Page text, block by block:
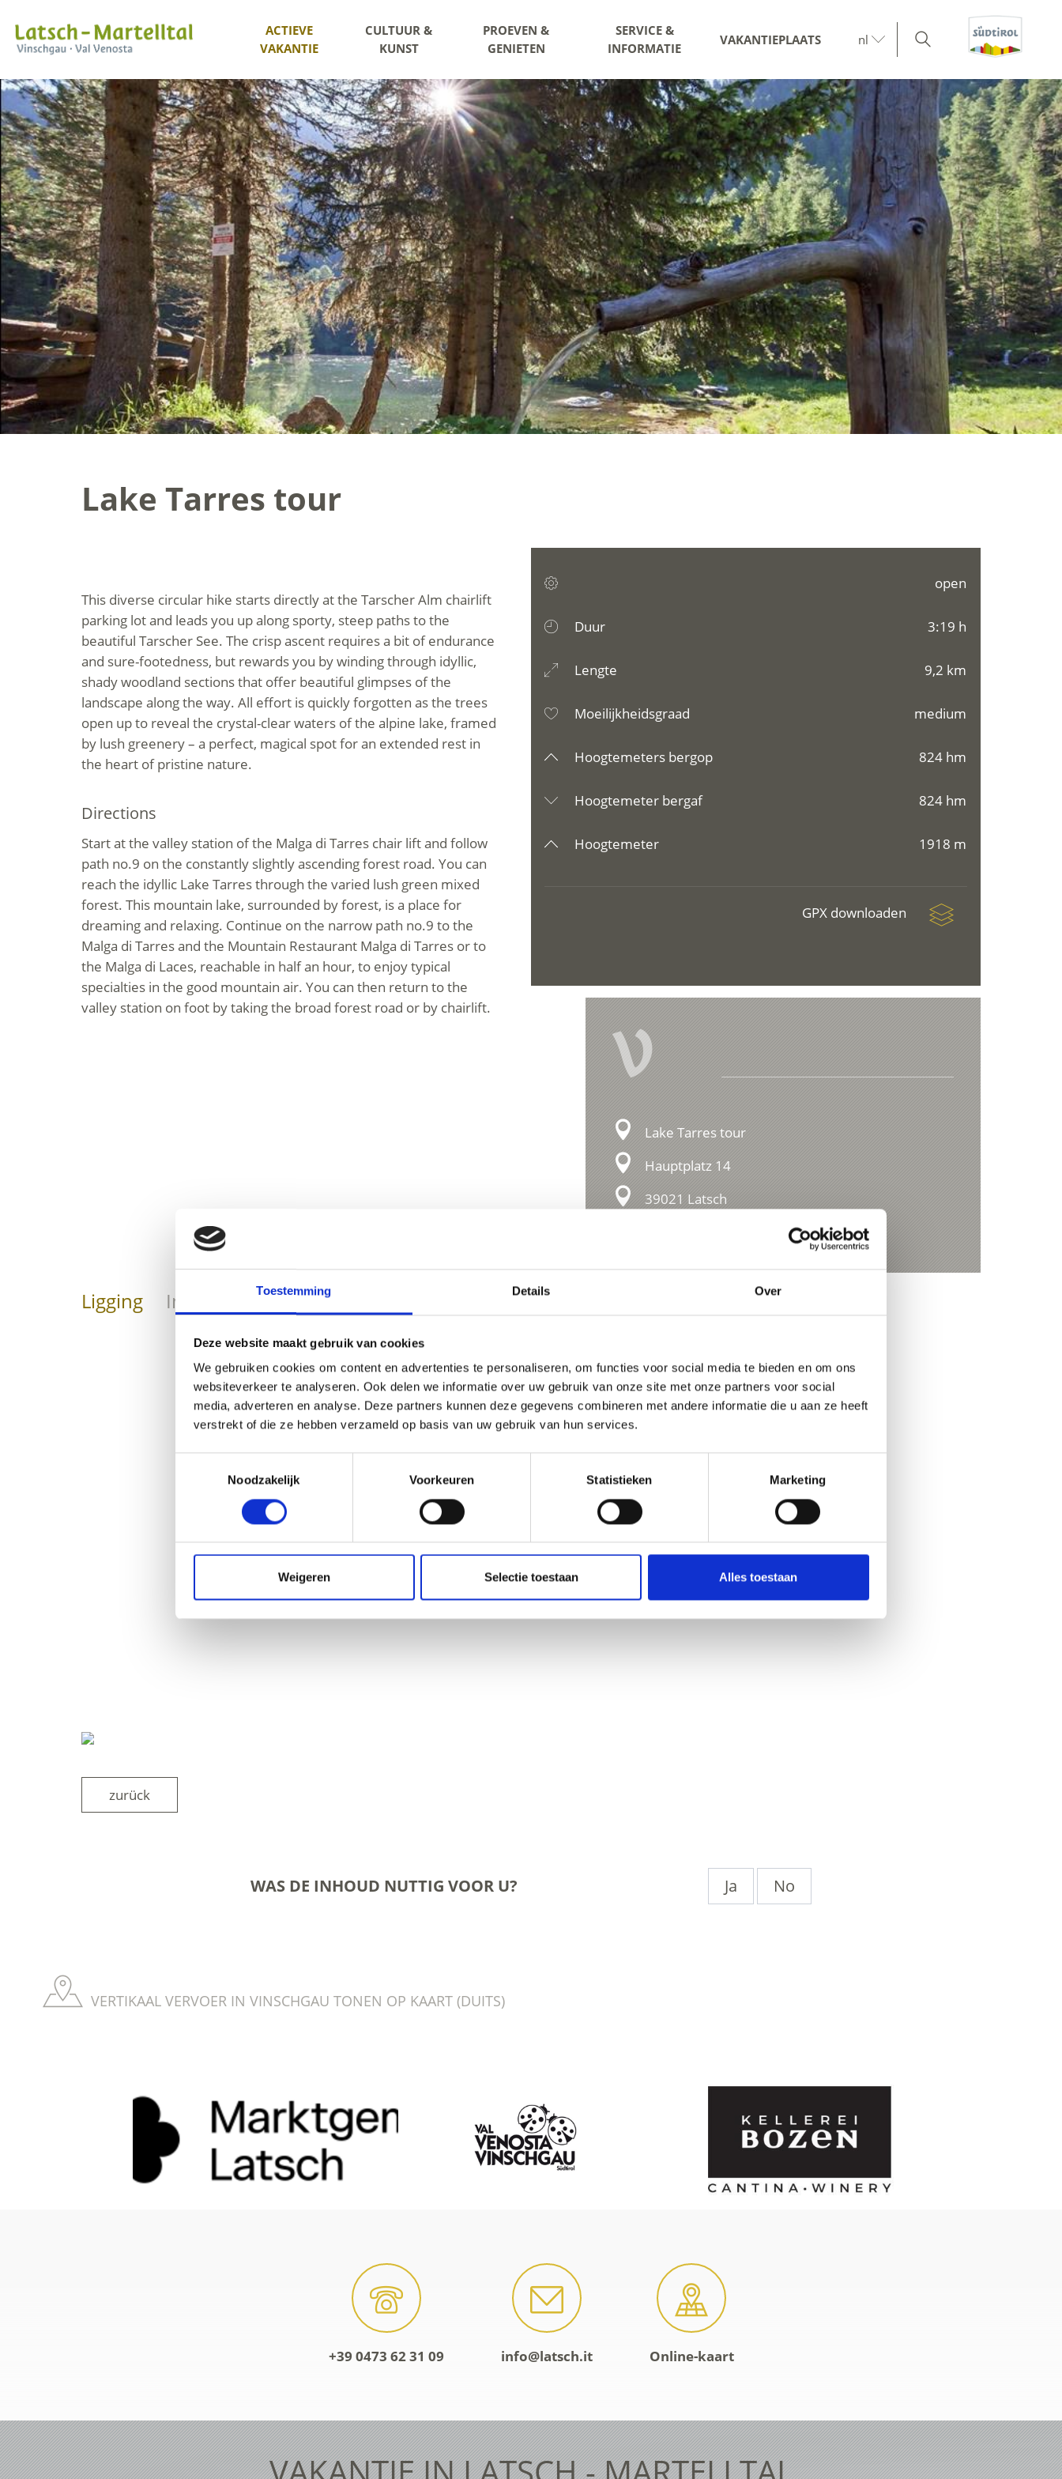
Toestemming Details Over
Deze website maakt gebruik van cookies
We gebruiken cookies om content en advertenties te personaliseren, om functies voor social media te bieden en om ons
websiteverkeer te analyseren. Ook delen we informatie over uw gebruik van onze site met onze partners voor social
media, adverteren en analyse. Deze partners kunnen deze gegevens combineren met andere informatie die u aan ze heeft
verstrekt of die ze hebben verzameld op basis van uw gebruik van hun services.
Noodzakelijk
Voorkeuren Statistieken Marketing
Weigeren Selectie toestaan Alles toestaan
ACTIEVE
VAKANTIE
CULTUUR &
KUNST
PROEVEN &
GENIETEN
SERVICE &
INFORMATIE
VAKANTIEPLAATS nl
Lake Tarres tour
This diverse circular hike starts directly at the Tarscher Alm chairlift
parking lot and leads you up along sporty, steep paths to the
beautiful Tarscher See. The crisp ascent requires a bit of endurance
and sure-footedness, but rewards you by winding through idyllic,
shady woodland sections that offer beautiful glimpses of the
landscape along the way. All effort is quickly forgotten as the trees
open up to reveal the crystal-clear waters of the alpine lake, framed
by lush greenery – a perfect, magical spot for an extended rest in
the heart of pristine nature.
Directions
Start at the valley station of the Malga di Tarres chair lift and follow
path no.9 on the constantly slightly ascending forest road. You can
reach the idyllic Lake Tarres through the varied lush green mixed
forest. This mountain lake, surrounded by forest, is a place for
dreaming and relaxing. Continue on the narrow path no.9 to the
Malga di Tarres and the Mountain Restaurant Malga di Tarres or to
the Malga di Laces, reachable in half an hour, to enjoy typical
specialties in the good mountain air. You can then return to the
valley station on foot by taking the broad forest road or by chairlift.
open
Duur 3:19 h
Lengte 9,2 km
Moeilijkheidsgraad medium
Hoogtemeters bergop 824 hm
Hoogtemeter bergaf 824 hm
Hoogtemeter 1918 m
GPX downloaden
V
Lake Tarres tour
Hauptplatz 14
39021 Latsch
Ligging Impressies
zurück
WAS DE INHOUD NUTTIG VOOR U? Ja No
VERTIKAAL VERVOER IN VINSCHGAU TONEN OP KAART (DUITS)
+39 0473 62 31 09 info@latsch.it Online-kaart